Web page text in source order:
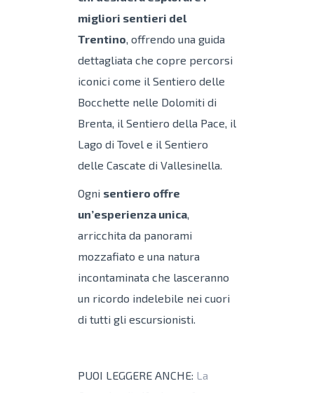
migliori sentieri del
Trentino, offrendo una guida
dettagliata che copre percorsi
iconici come il Sentiero delle
Bocchette nelle Dolomiti di
Brenta, il Sentiero della Pace, il
Lago di Tovel e il Sentiero
delle Cascate di Vallesinella.
Ogni sentiero offre
un’esperienza unica,
arricchita da panorami
mozzafiato e una natura
incontaminata che lasceranno
un ricordo indelebile nei cuori
di tutti gli escursionisti.
PUOI LEGGERE ANCHE: La